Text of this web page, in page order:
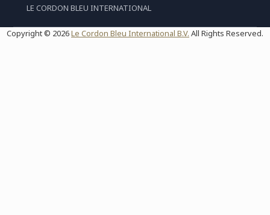
LE CORDON BLEU INTERNATIONAL
Copyright © 2026Le Cordon Bleu International B.V. All Rights Reserved.